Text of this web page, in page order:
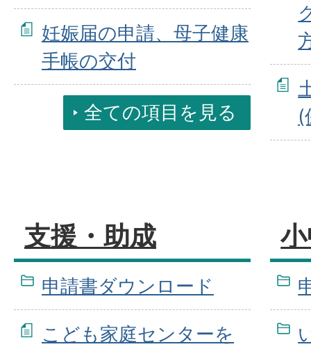
妊娠届の申請、母子健康
手帳の交付
全ての項目を見る
(
支援・助成
申請書ダウンロード
こども家庭センターを